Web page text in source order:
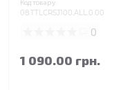
Код товару:
08.TTLCRSJ100.ALL.0.00
0
1 090.00 грн.